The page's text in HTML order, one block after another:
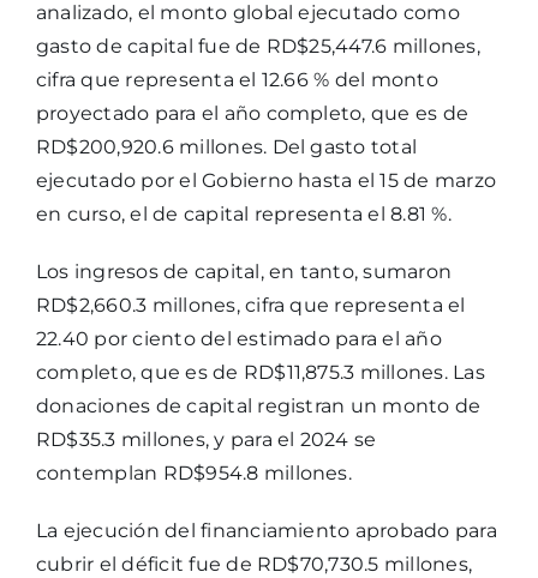
analizado, el monto global ejecutado como
gasto de capital fue de RD$25,447.6 millones,
cifra que representa el 12.66 % del monto
proyectado para el año completo, que es de
RD$200,920.6 millones. Del gasto total
ejecutado por el Gobierno hasta el 15 de marzo
en curso, el de capital representa el 8.81 %.
Los ingresos de capital, en tanto, sumaron
RD$2,660.3 millones, cifra que representa el
22.40 por ciento del estimado para el año
completo, que es de RD$11,875.3 millones. Las
donaciones de capital registran un monto de
RD$35.3 millones, y para el 2024 se
contemplan RD$954.8 millones.
La ejecución del financiamiento aprobado para
cubrir el déficit fue de RD$70,730.5 millones,